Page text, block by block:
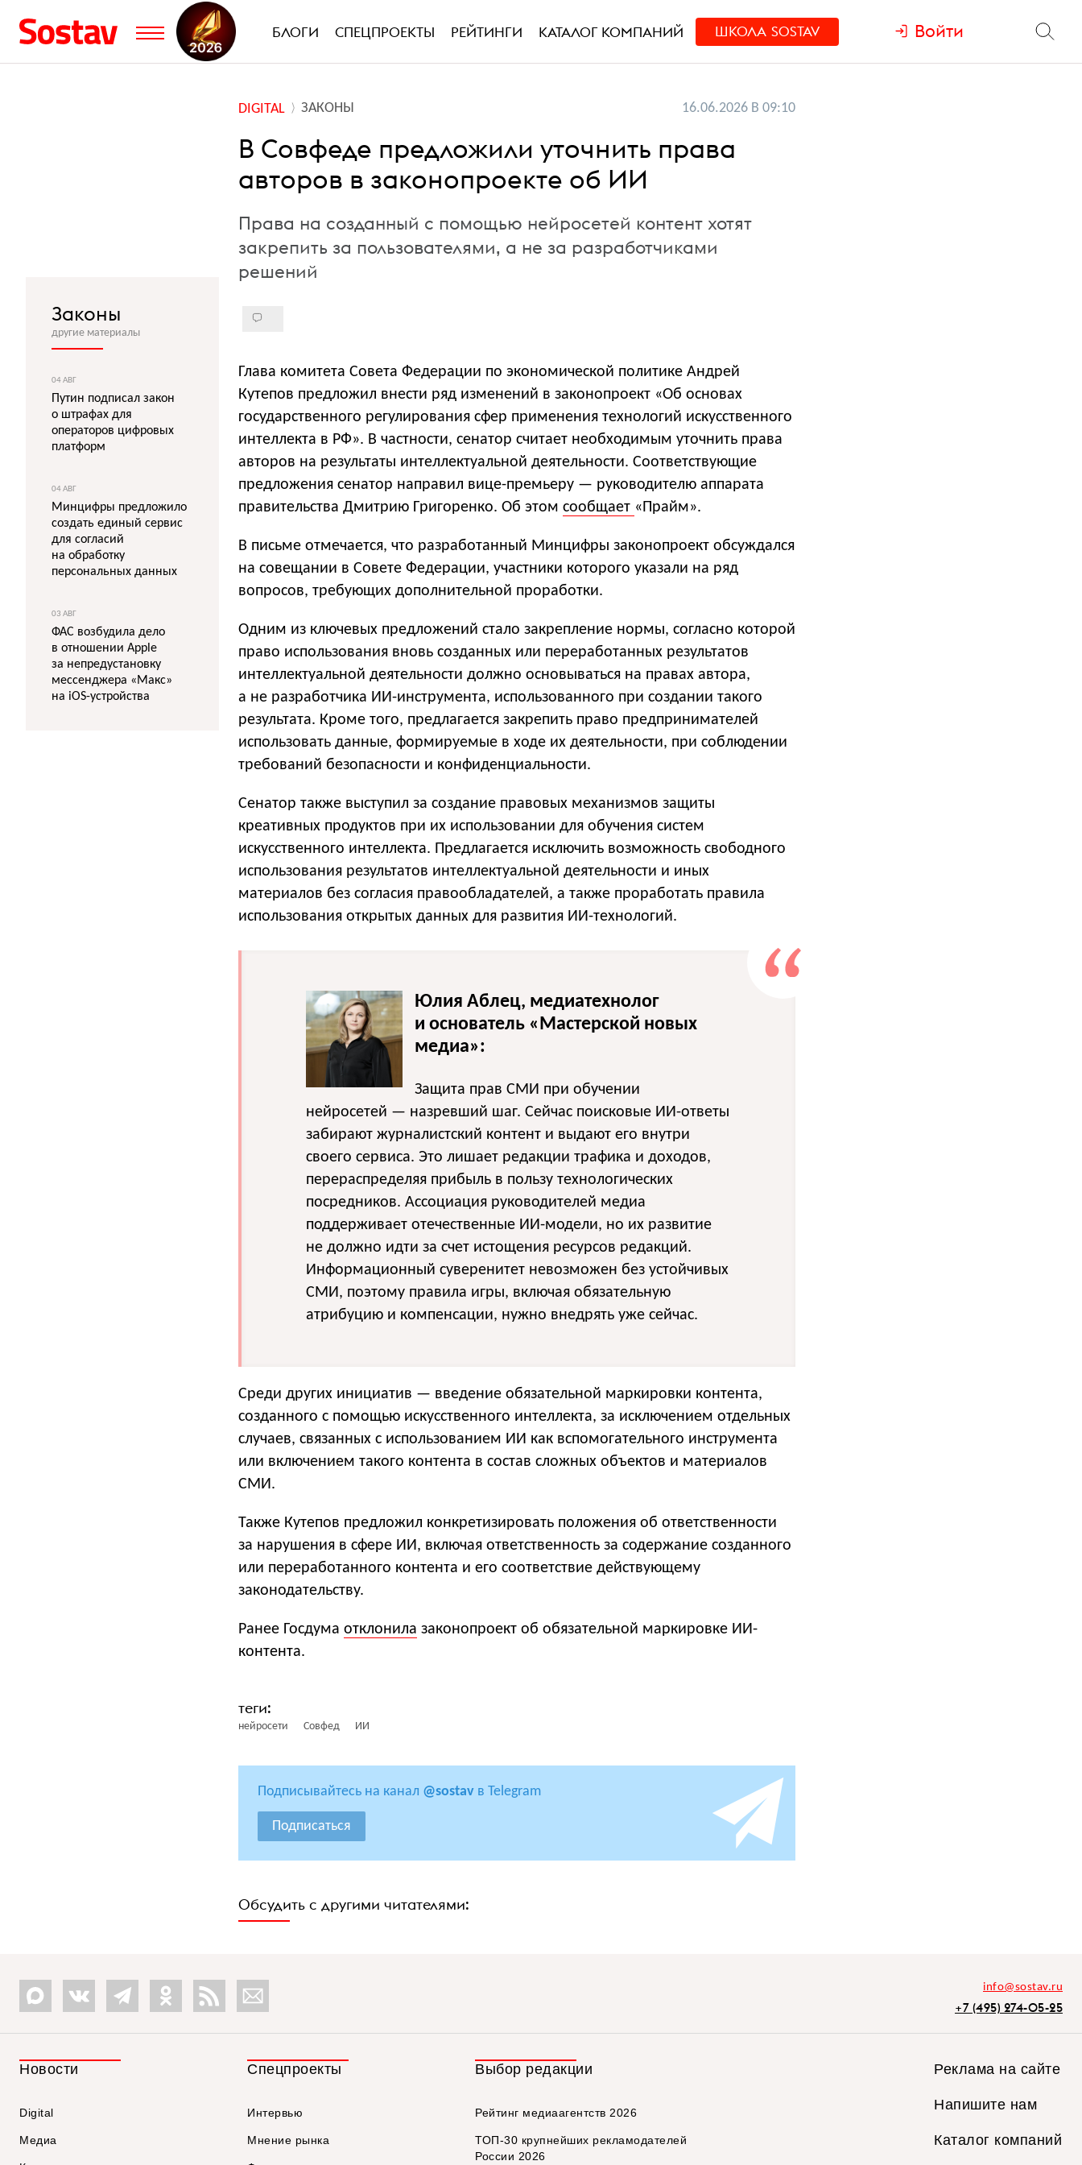
БЛОГИ СПЕЦПРОЕКТЫ РЕЙТИНГИ КАТАЛОГ КОМПАНИЙ ШКОЛА SOSTAV Войти
DIGITAL ЗАКОНЫ 16.06.2026 В 09:10
В Совфеде предложили уточнить права
авторов в законопроекте об ИИ
Права на созданный с помощью нейросетей контент хотят
закрепить за пользователями, а не за разработчиками
решений
Глава комитета Совета Федерации по экономической политике Андрей
Кутепов предложил внести ряд изменений в законопроект «Об основах
государственного регулирования сфер применения технологий искусственного
интеллекта в РФ». В частности, сенатор считает необходимым уточнить права
авторов на результаты интеллектуальной деятельности. Соответствующие
предложения сенатор направил вице-премьеру — руководителю аппарата
правительства Дмитрию Григоренко. Об этом сообщает «Прайм».
В письме отмечается, что разработанный Минцифры законопроект обсуждался
на совещании в Совете Федерации, участники которого указали на ряд
вопросов, требующих дополнительной проработки.
Одним из ключевых предложений стало закрепление нормы, согласно которой
право использования вновь созданных или переработанных результатов
интеллектуальной деятельности должно основываться на правах автора,
а не разработчика ИИ-инструмента, использованного при создании такого
результата. Кроме того, предлагается закрепить право предпринимателей
использовать данные, формируемые в ходе их деятельности, при соблюдении
требований безопасности и конфиденциальности.
Сенатор также выступил за создание правовых механизмов защиты
креативных продуктов при их использовании для обучения систем
искусственного интеллекта. Предлагается исключить возможность свободного
использования результатов интеллектуальной деятельности и иных
материалов без согласия правообладателей, а также проработать правила
использования открытых данных для развития ИИ-технологий.
Юлия Аблец, медиатехнолог
и основатель «Мастерской новых
медиа»:
Защита прав СМИ при обучении
нейросетей — назревший шаг. Сейчас поисковые ИИ-ответы
забирают журналистский контент и выдают его внутри
своего сервиса. Это лишает редакции трафика и доходов,
перераспределяя прибыль в пользу технологических
посредников. Ассоциация руководителей медиа
поддерживает отечественные ИИ-модели, но их развитие
не должно идти за счет истощения ресурсов редакций.
Информационный суверенитет невозможен без устойчивых
СМИ, поэтому правила игры, включая обязательную
атрибуцию и компенсации, нужно внедрять уже сейчас.
Среди других инициатив — введение обязательной маркировки контента,
созданного с помощью искусственного интеллекта, за исключением отдельных
случаев, связанных с использованием ИИ как вспомогательного инструмента
или включением такого контента в состав сложных объектов и материалов
СМИ.
Также Кутепов предложил конкретизировать положения об ответственности
за нарушения в сфере ИИ, включая ответственность за содержание созданного
или переработанного контента и его соответствие действующему
законодательству.
Ранее Госдума отклонила законопроект об обязательной маркировке ИИ-
контента.
нейросети Совфед ИИ
Подписывайтесь на канал @sostav в Telegram
Подписаться
Обсудить с другими читателями:
Законы
другие материалы
04 АВГ
Путин подписал закон
о штрафах для
операторов цифровых
платформ
04 АВГ
Минцифры предложило
создать единый сервис
для согласий
на обработку
персональных данных
03 АВГ
ФАС возбудила дело
в отношении Apple
за непредустановку
мессенджера «Макс»
на iOS-устройства
info@sostav.ru
+7 (495) 274-05-25
Новости
Digital
Медиа
Спецпроекты
Интервью
Мнение рынка
Выбор редакции
Рейтинг медиаагентств 2026
ТОП-30 крупнейших рекламодателей
России 2026
Реклама на сайте
Напишите нам
Каталог компаний